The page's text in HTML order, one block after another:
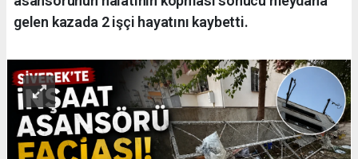
gelen kazada 2 işçi hayatını kaybetti.